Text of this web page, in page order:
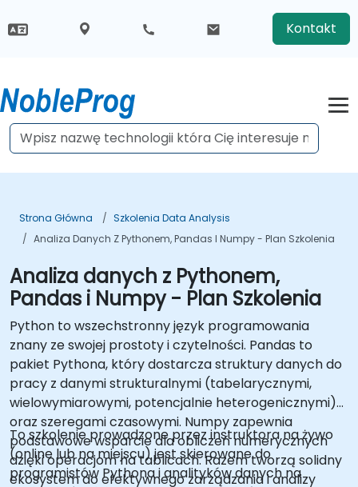
Kontakt
Strona Główna
Szkolenia Data Analysis
Analiza Danych Z Pythonem, Pandas I Numpy - Plan Szkolenia
Analiza danych z Pythonem,
Pandas i Numpy - Plan Szkolenia
Python to wszechstronny język programowania
znany ze swojej prostoty i czytelności. Pandas to
pakiet Pythona, który dostarcza struktury danych do
pracy z danymi strukturalnymi (tabelarycznymi,
wielowymiarowymi, potencjalnie heterogenicznymi)
oraz szeregami czasowymi. Numpy zapewnia
podstawowe wsparcie dla obliczeń numerycznych
dzięki operacjom na tablicach. Razem tworzą solidny
ekosystem do efektywnego zarządzania i analizy
To szkolenie prowadzone przez instruktora na żywo
(online lub na miejscu) jest skierowane do
programistów Pythona i analityków danych na